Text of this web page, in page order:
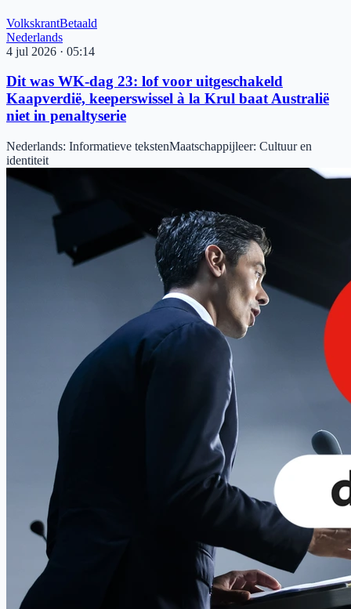
VolkskrantBetaald
Nederlands
4 jul 2026 · 05:14
Dit was WK-dag 23: lof voor uitgeschakeld
Kaapverdië, keeperswissel à la Krul baat Australië
niet in penaltyserie
Nederlands: Informatieve tekstenMaatschappijleer: Cultuur en
identiteit